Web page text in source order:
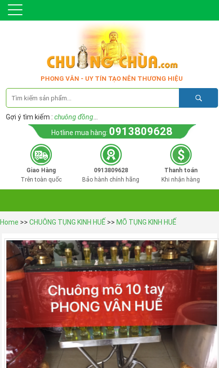
PHONG VÂN - UY TÍN TẠO NÊN THƯƠNG HIỆU
Gợi ý tìm kiếm : chuông đồng
Hotline mua hàng: 0913809628
Giao Hàng
Trên toàn quốc
0913809628
Bảo hành chính hãng
Thanh toán
Khi nhận hàng
Home >> CHUÔNG TỤNG KINH HUẾ >> MÕ TỤNG KINH HUẾ